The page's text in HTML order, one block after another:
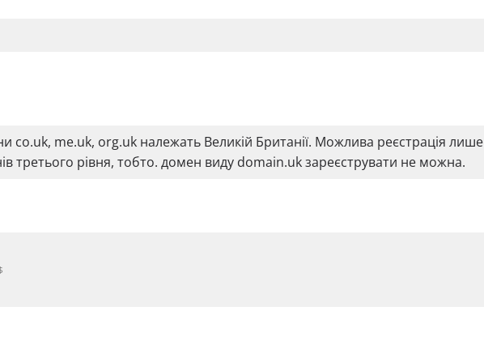
co.uk, me.uk, org.uk належать Великій Британії. Можлива реєстрація лише
третього рівня, тобто. домен виду domain.uk зареєструвати не можна.